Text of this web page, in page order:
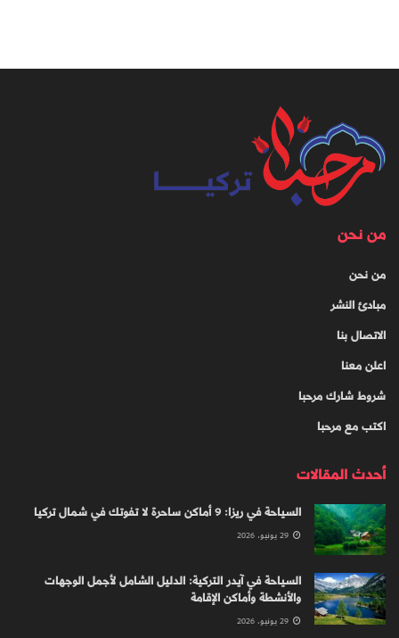
من نحن
من نحن
مبادئ النشر
الاتصال بنا
اعلن معنا
شروط شارك مرحبا
اكتب مع مرحبا
أحدث المقالات
السياحة في ريزا: 9 أماكن ساحرة لا تفوتك في شمال تركيا
السياحة في آيدر التركية: الدليل الشامل لأجمل الوجهات
والأنشطة وأماكن الإقامة